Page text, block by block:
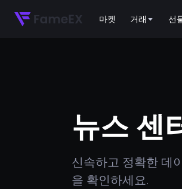
마켓 거래 선
뉴스 센
신속하고 정확한 데
을 확인하세요.